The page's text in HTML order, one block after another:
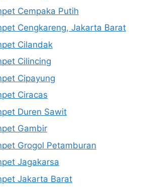
Cempaka Putih
Cengkareng, Jakarta Barat
Cilandak
Cilincing
Cipayung
Ciracas
Duren Sawit
Gambir
Grogol Petamburan
Jagakarsa
Jakarta Barat